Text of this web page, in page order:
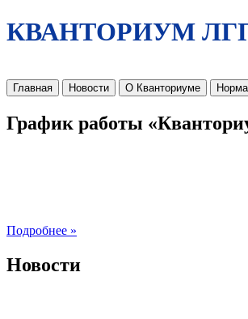
КВАНТОРИУМ
Главная Новости О Кванториуме
График работы
Подробнее »
Новости